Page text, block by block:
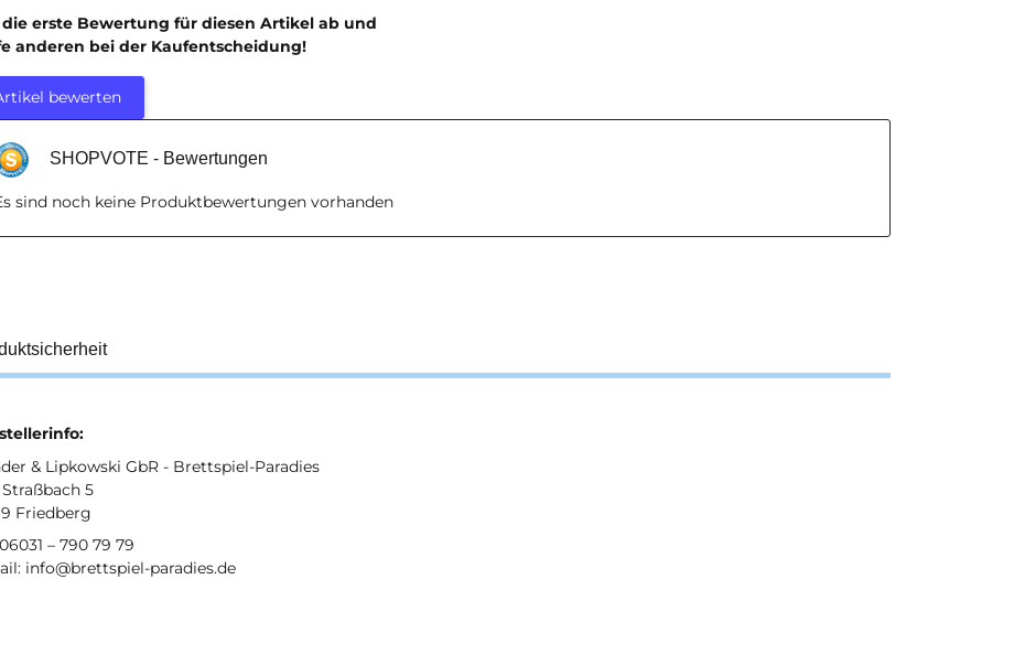
die erste Bewertung für diesen Artikel ab und
anderen bei der Kaufentscheidung!
bewerten
SHOPVOTE - Bewertungen
sind noch keine Produktbewertungen vorhanden
& Lipkowski GbR - Brettspiel-Paradies
5
Friedberg
– 790 79 79
info@brettspiel-paradies.de